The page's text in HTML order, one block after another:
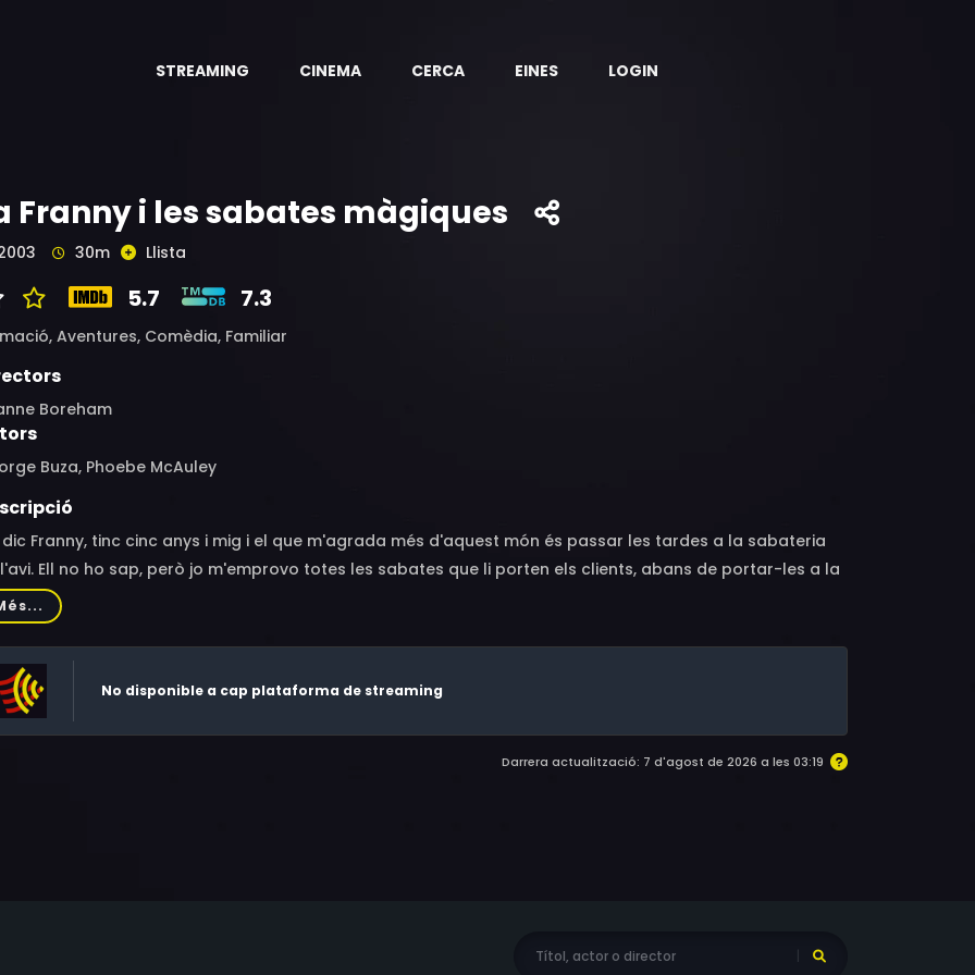
STREAMING CINEMA CERCA EINES LOGIN
Franny i les sabates màgiques
30m Llista
5.7 7.3
Aventures, Comèdia, Familiar
Boreham
Buza, Phoebe McAuley
dic Franny, tinc cinc anys i mig i el que m'agrada més d'aquest món és passar les tardes a la sabateria
Ell no ho sap, però jo m'emprovo totes les sabates que li porten els clients, abans de portar-les a la
de les sabates per arreglar. Em fan viure unes aventures al·lucinants! Una vegada amb unes botes de
vaig acabar al Tibet, i amb unes sandàlies en una platja de Mèxic! Voltant món també m'he trobat
ben estrambòtics, com un ratpenat que li feia por la foscor, o un flamenc a les Bahames que
posava nerviós volar. T'ho imagines?! On em portaran, avui, els meus peus?! Si vols, m'hi pots
No disponible a cap plataforma de streaming
Darrera actualització: 7 d'agost de 2026 a les 03:19